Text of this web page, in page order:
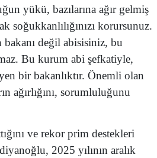
yükü, bazılarına ağır gelmiş
soğukkanlılığınızı korursunuz.
değil abisisiniz, bu
Bu kurum abi şefkatiyle,
bir bakanlıktır. Önemli olan
ağırlığını, sorumluluğunu
ve rekor prim destekleri
2025 yılının aralık